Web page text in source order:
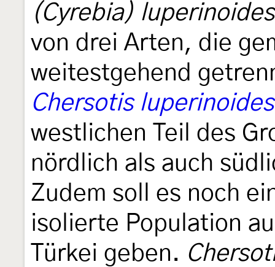
(Cyrebia) luperinoides
von drei Arten, die
weitestgehend
Chersotis luperinoides
westlichen Teil des
nördlich als auch
Zudem soll es noch
isolierte Population
Türkei geben.